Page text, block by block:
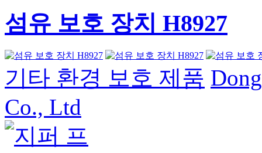
섬유 보호 장치 H8927
기타 환경 보호 제품
Co., Ltd